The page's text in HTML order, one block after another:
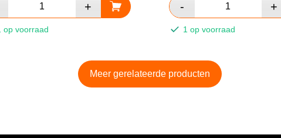
op voorraad 1 op voorraad
Meer gerelateerde producten